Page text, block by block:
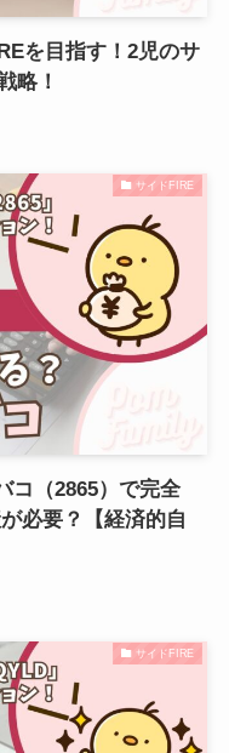
を目指す！2児のサ
略！
サイドFIRE
コ（2865）で完全
必要？【経済的自
サイドFIRE